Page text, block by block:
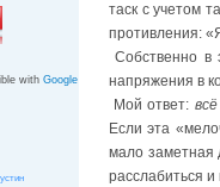
with Google
таск с учетом
противления:
Собственно в
напряжения в
Мой ответ:
Если эта
мало заметная
расслабиться